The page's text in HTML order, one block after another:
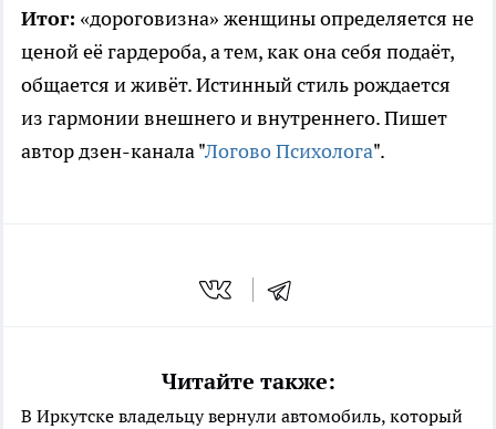
Итог: «дороговизна» женщины определяется не
ценой её гардероба, а тем, как она себя подаёт,
общается и живёт. Истинный стиль рождается
из гармонии внешнего и внутреннего. Пишет
автор дзен-канала "Логово Психолога".
Читайте также:
В Иркутске владельцу вернули автомобиль, который